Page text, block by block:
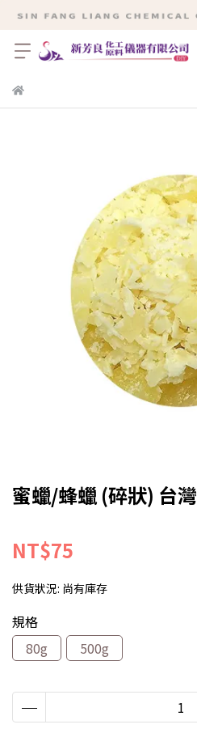
蜜蠟/蜂蠟 (碎狀) 台灣
NT$75
供貨狀況: 尚有庫存
規格
80g
500g